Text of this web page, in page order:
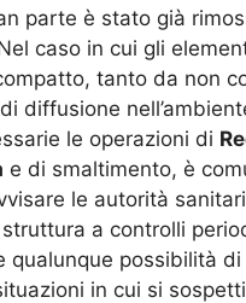
parte è stato già
caso in cui gli
tanto da non
diffusione
le operazioni di
e di smaltimento, è
le autorità
a controlli
qualunque possibilità di
in cui si